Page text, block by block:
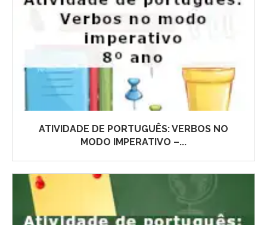
ATIVIDADE DE PORTUGUÊS: VERBOS NO
MODO IMPERATIVO –...